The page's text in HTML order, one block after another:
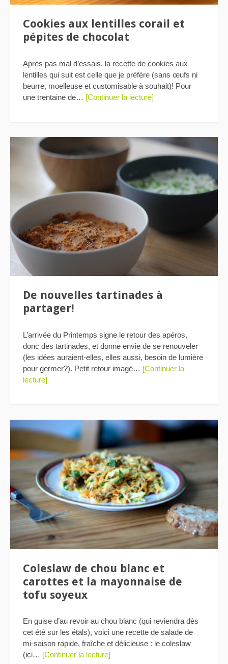
Cookies aux lentilles corail et
pépites de chocolat
Après pas mal d’essais, la recette de cookies aux
lentilles qui suit est celle que je préfère (sans œufs ni
beurre, moelleuse et customisable à souhait)! Pour
une trentaine de… [Continuer la lecture]
De nouvelles tartinades à
partager!
L’arrivée du Printemps signe le retour des apéros,
donc des tartinades, et donne envie de se renouveler
(les idées auraient-elles, elles aussi, besoin de lumière
pour germer?). Petit retour imagé… [Continuer la
lecture]
Coleslaw de chou blanc et
carottes et la mayonnaise de
tofu soyeux
En guise d’au revoir au chou blanc (qui reviendra dès
cet été sur les étals), voici une recette de salade de
mi-saison rapide, fraîche et délicieuse : le coleslaw
(ici… [Continuer la lecture]